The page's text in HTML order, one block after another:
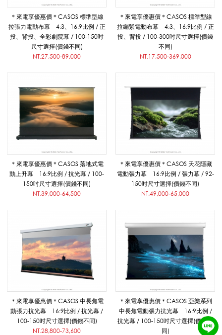
_
影
音
系
列
悅
適
影
＊來電享優惠價＊CASOS 標準型線
拉張力電動布幕 4:3、16:9比例 / 正
投、背投、全彩劇院幕 / 100-150吋
尺寸選擇(價錢不同)
NT.27,500-89,000
＊來電享優惠價＊CASOS 標準型線
拉繃緊電動布幕 4:3、16:9比例 / 正
投、背投 / 100-300吋尺寸選擇(價錢
不同)
NT.17,500-369,000
＊來電享優惠價＊CASOS 落地式電
動上升幕 16:9比例 / 抗光幕 / 100-
150吋尺寸選擇(價錢不同)
NT.39,000-64,500
＊來電享優惠價＊CASOS 天花隱藏
電動張力幕 16:9比例 / 張力幕 / 92-
150吋尺寸選擇(價錢不同)
NT.49,000-65,000
＊來電享優惠價＊CASOS 中長焦電
動張力抗光幕 16:9比例 / 抗光幕 /
100-150吋尺寸選擇(價錢不同)
NT.28,800-73,600
＊來電享優惠價＊CASOS 亞樂系列
中長焦電動張力抗光幕 16:9比例 /
抗光幕 / 100-150吋尺寸選擇(價錢不
同)